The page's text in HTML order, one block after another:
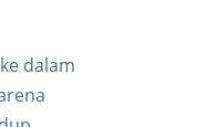
dalam